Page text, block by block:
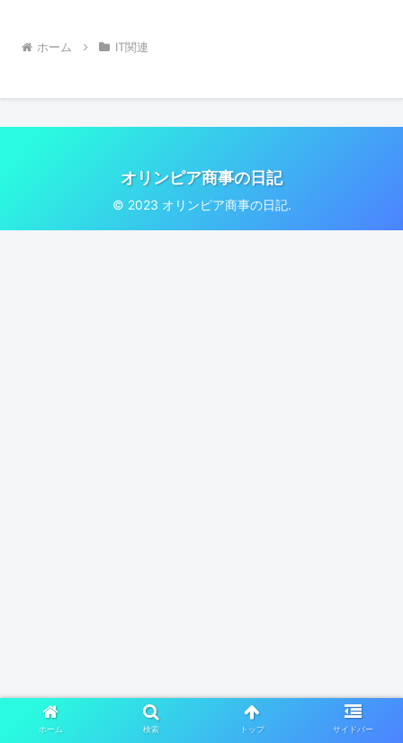
ホーム IT関連
オリンピア商事の日記
© 2023 オリンピア商事の日記.
ホーム 検索 トップ サイドバー